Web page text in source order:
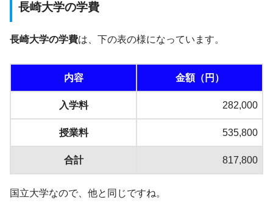
長崎大学の学費
長崎大学の学費は、下の表の様になっています。
内容 金額（円）
入学料 282,000
授業料 535,800
合計 817,800
国立大学なので、他と同じですね。